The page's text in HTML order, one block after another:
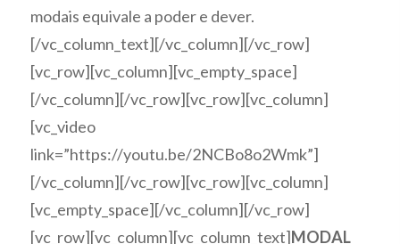
modais equivale a podere dever.
[/vc_column_text][/vc_column][/vc_row]
[vc_row][vc_column][vc_empty_space]
[/vc_column][/vc_row][vc_row][vc_column]
[vc_video
link=”https://youtu.be/2NCBo8o2Wmk”]
[/vc_column][/vc_row][vc_row][vc_column]
[vc_empty_space][/vc_column][/vc_row]
[vc_row][vc_column][vc_column_text]MODAL